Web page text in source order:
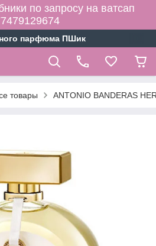
по запросу на ватсап
парфюма ПШик
товары ANTONIO BANDERAS